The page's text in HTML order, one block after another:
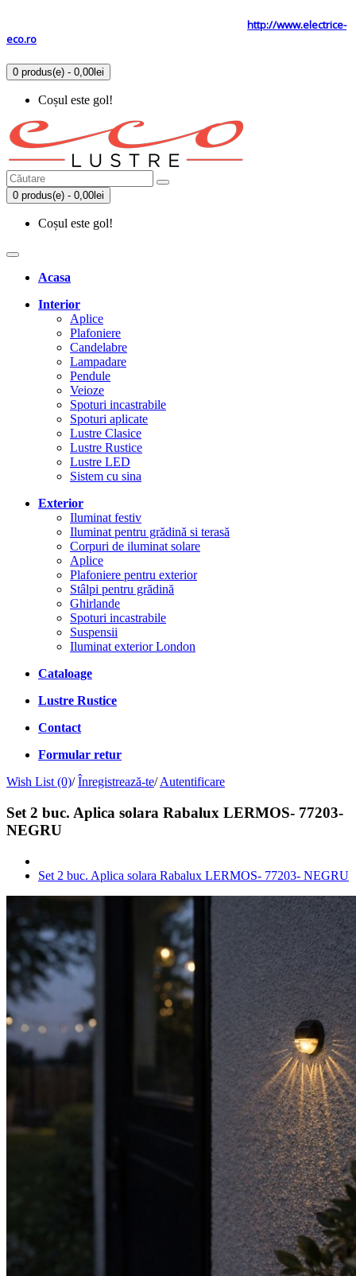
http://www.electrice-
eco.ro
0 produs(e) - 0,00lei
Coșul este gol!
0 produs(e) - 0,00lei
Coșul este gol!
Acasa
Interior
Aplice
Plafoniere
Candelabre
Lampadare
Pendule
Veioze
Spoturi incastrabile
Spoturi aplicate
Lustre Clasice
Lustre Rustice
Lustre LED
Sistem cu sina
Exterior
Iluminat festiv
Iluminat pentru grădină si terasă
Corpuri de iluminat solare
Aplice
Plafoniere pentru exterior
Stâlpi pentru grădină
Ghirlande
Spoturi incastrabile
Suspensii
Iluminat exterior London
Cataloage
Lustre Rustice
Contact
Formular retur
Wish List (0)/ Înregistrează-te/ Autentificare
Set 2 buc. Aplica solara Rabalux LERMOS- 77203-
NEGRU
Set 2 buc. Aplica solara Rabalux LERMOS- 77203- NEGRU